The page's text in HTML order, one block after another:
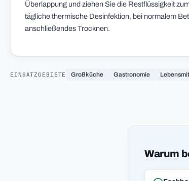
Überlappung und ziehen Sie die Restflüssigkeit
tägliche thermische Desinfektion, bei normalem
anschließendes Trocknen.
EINSATZGEBIETE Großküche Gastronomie
Warum